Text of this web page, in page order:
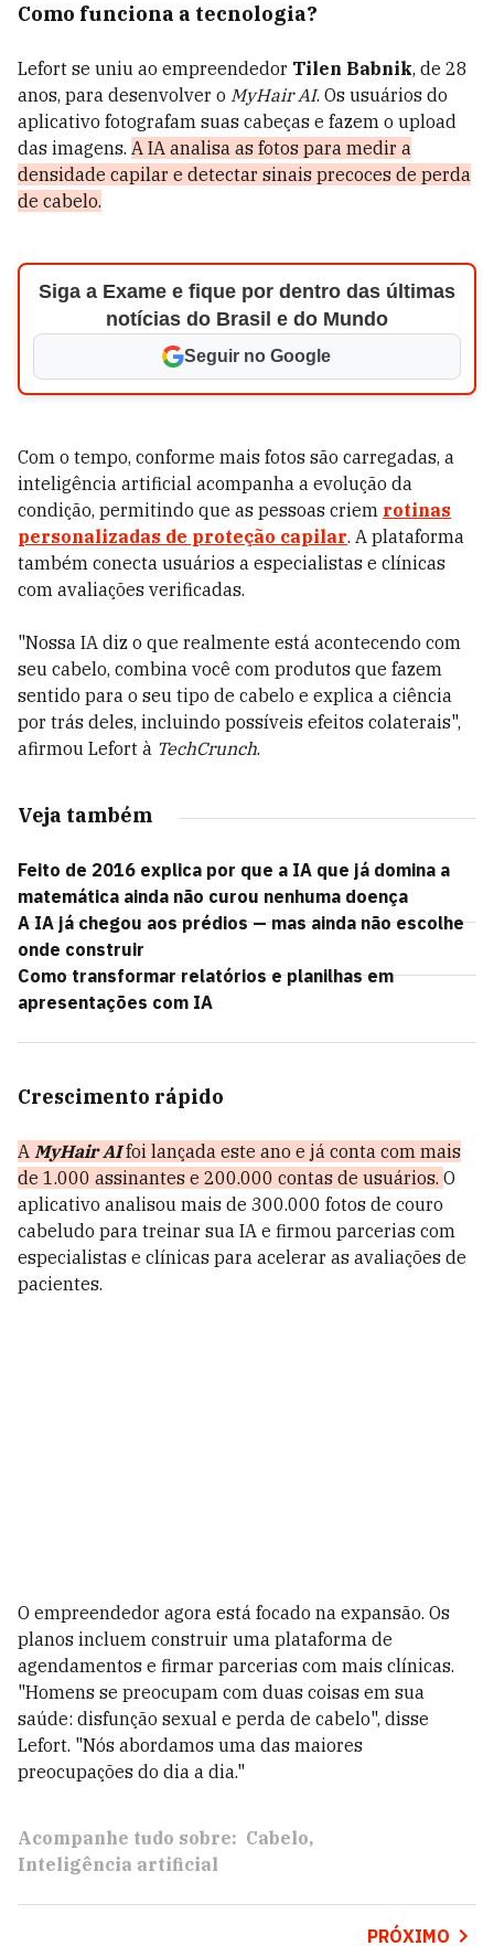
Como funciona a tecnologia?
Lefort se uniu ao empreendedor Tilen Babnik, de 28
anos, para desenvolver o MyHair AI. Os usuários do
aplicativo fotografam suas cabeças e fazem o upload
das imagens. A IA analisa as fotos para medir a
densidade capilar e detectar sinais precoces de perda
de cabelo.
Siga a Exame e fique por dentro das últimas
notícias do Brasil e do Mundo
Seguir no Google
Com o tempo, conforme mais fotos são carregadas, a
inteligência artificial acompanha a evolução da
condição, permitindo que as pessoas criem rotinas
personalizadas de proteção capilar. A plataforma
também conecta usuários a especialistas e clínicas
com avaliações verificadas.
"Nossa IA diz o que realmente está acontecendo com
seu cabelo, combina você com produtos que fazem
sentido para o seu tipo de cabelo e explica a ciência
por trás deles, incluindo possíveis efeitos colaterais",
afirmou Lefort à TechCrunch.
Veja também
Feito de 2016 explica por que a IA que já domina a
matemática ainda não curou nenhuma doença
A IA já chegou aos prédios — mas ainda não escolhe
onde construir
Como transformar relatórios e planilhas em
apresentações com IA
Crescimento rápido
A MyHair AI foi lançada este ano e já conta com mais
de 1.000 assinantes e 200.000 contas de usuários. O
aplicativo analisou mais de 300.000 fotos de couro
cabeludo para treinar sua IA e firmou parcerias com
especialistas e clínicas para acelerar as avaliações de
pacientes.
O empreendedor agora está focado na expansão. Os
planos incluem construir uma plataforma de
agendamentos e firmar parcerias com mais clínicas.
"Homens se preocupam com duas coisas em sua
saúde: disfunção sexual e perda de cabelo", disse
Lefort. "Nós abordamos uma das maiores
preocupações do dia a dia."
Acompanhe tudo sobre: Cabelo
Inteligência artificial
PRÓXIMO